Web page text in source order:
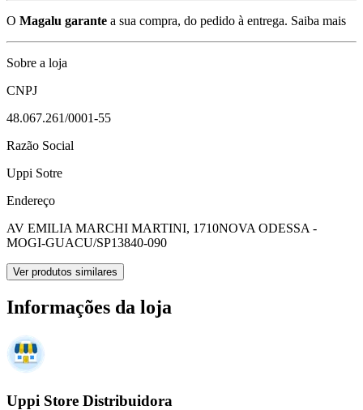
O Magalu garante a sua compra, do pedido à entrega. Saiba mais
Sobre a loja
CNPJ
48.067.261/0001-55
Razão Social
Uppi Sotre
Endereço
AV EMILIA MARCHI MARTINI, 1710NOVA ODESSA -
MOGI-GUACU/SP13840-090
Ver produtos similares
Informações da loja
Uppi Store Distribuidora